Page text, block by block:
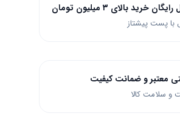
خرید بالای ۳ میلیون تومان
با پست پیشتاز
معتبر و ضمانت کیفیت
و سلامت کالا